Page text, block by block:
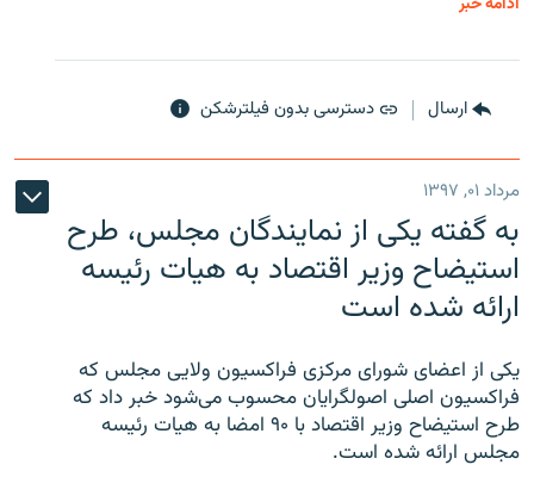
ارسال دسترسی بدون فیلترشکن
مرداد ۰۱, ۱۳۹۷
به گفته یکی از نمایندگان مجلس، طرح
استیضاح وزیر اقتصاد به هیات رئیسه
ارائه شده است
یکی از اعضای شورای مرکزی فراکسیون ولایی مجلس که
فراکسیون اصلی اصولگرایان محسوب می‌شود خبر داد که
طرح استیضاح وزیر اقتصاد با ۹۰ امضا به هیات رئیسه
مجلس ارائه شده است.